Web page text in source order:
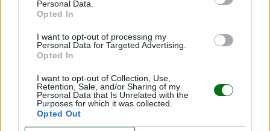
Personal Data.
Opted In
I want to opt-out of processing my
Personal Data for Targeted Advertising.
Opted In
I want to opt-out of Collection, Use,
Retention, Sale, and/or Sharing of my
Personal Data that Is Unrelated with the
Purposes for which it was collected.
Opted Out
Licencia por maternidad en México: ¿a cuántos
LEER